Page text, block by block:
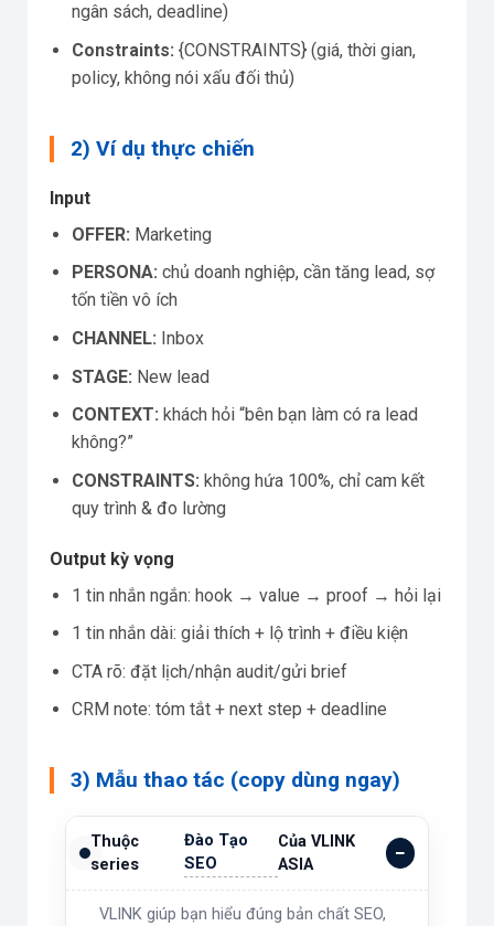
ngân sách, deadline)
Constraints: {CONSTRAINTS} (giá, thời gian,
policy, không nói xấu đối thủ)
2) Ví dụ thực chiến
Input
OFFER: Marketing
PERSONA: chủ doanh nghiệp, cần tăng lead, sợ
tốn tiền vô ích
CHANNEL: Inbox
STAGE: New lead
CONTEXT: khách hỏi “bên bạn làm có ra lead
không?”
CONSTRAINTS: không hứa 100%, chỉ cam kết
quy trình & đo lường
Output kỳ vọng
1 tin nhắn ngắn: hook → value → proof → hỏi lại
1 tin nhắn dài: giải thích + lộ trình + điều kiện
CTA rõ: đặt lịch/nhận audit/gửi brief
CRM note: tóm tắt + next step + deadline
3) Mẫu thao tác (copy dùng ngay)
Thuộc
series
Đào Tạo
SEO
Của VLINK
ASIA
VLINK giúp bạn hiểu đúng bản chất SEO,